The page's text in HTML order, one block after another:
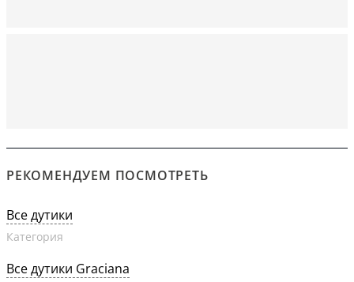
РЕКОМЕНДУЕМ ПОСМОТРЕТЬ
Все дутики
Категория
Все дутики Graciana